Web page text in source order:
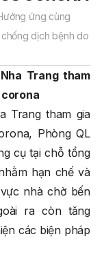
ứng cùng
dịch bệnh do
Trang tham
tham gia
Phòng QL
cụ tại chỗ tổng
hạn chế và
nhà chờ bến
ra còn tăng
các biện pháp